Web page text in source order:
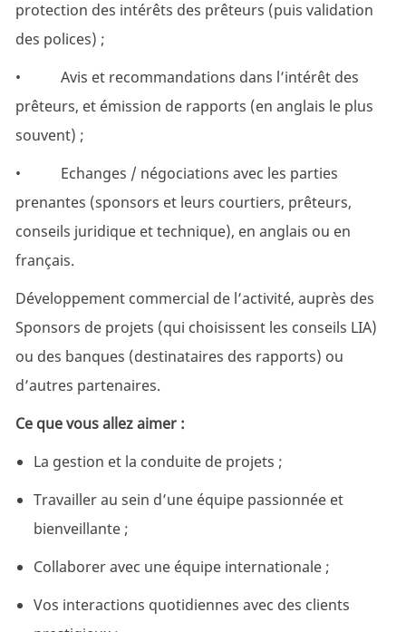
protection des intérêts des prêteurs (puis validation
des polices) ;
• Avis et recommandations dans l’intérêt des
prêteurs, et émission de rapports (en anglais le plus
souvent) ;
• Echanges / négociations avec les parties
prenantes (sponsors et leurs courtiers, prêteurs,
conseils juridique et technique), en anglais ou en
français.
Développement commercial de l’activité, auprès des
Sponsors de projets (qui choisissent les conseils LIA)
ou des banques (destinataires des rapports) ou
d’autres partenaires.
Ce que vous allez aimer :
La gestion et la conduite de projets ;
Travailler au sein d’une équipe passionnée et
bienveillante ;
Collaborer avec une équipe internationale ;
Vos interactions quotidiennes avec des clients